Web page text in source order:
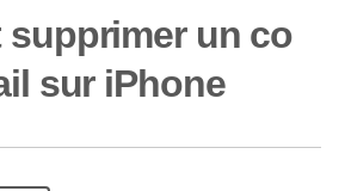
supprimer un co
sur iPhone